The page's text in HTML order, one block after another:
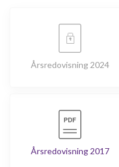
Årsredovisning 2024
Årsredovisning 2017